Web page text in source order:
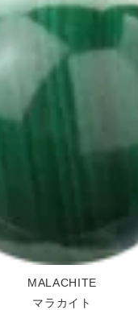
MALACHITE
マラカイト